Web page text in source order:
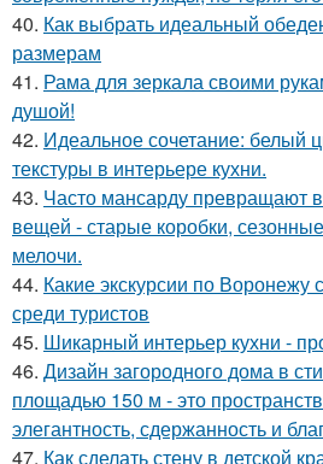
40. Как выбрать идеальный
размерам
41. Рама для зеркала своими
душой!
42. Идеальное сочетание: белый
текстуры в интерьере кухни.
43. Часто мансарду превращают
вещей - старые коробки,
мелочи.
44. Какие экскурсии по
среди туристов
45. Шикарный интерьер кухни -
46. Дизайн загородного дома в
площадью 150 м - это
элегантность, сдержанность и
47. Как сделать стену в детской